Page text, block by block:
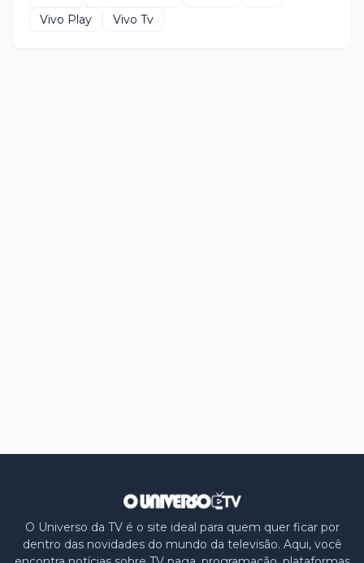
Vivo Play
Vivo Tv
O Universo da TV é o site ideal para quem quer ficar por
dentro das novidades do mundo da televisão. Aqui, você